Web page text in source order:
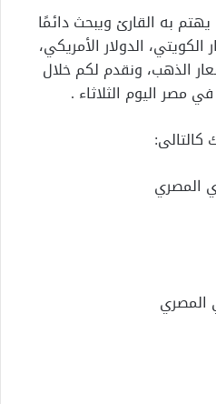
به القارئ ويبحث دائمًا
الكويتي، الدولار الأمريكي،
الذهب، ونقدم لكم خلال
مصر اليوم الثلاثاء .
المصري
المصري